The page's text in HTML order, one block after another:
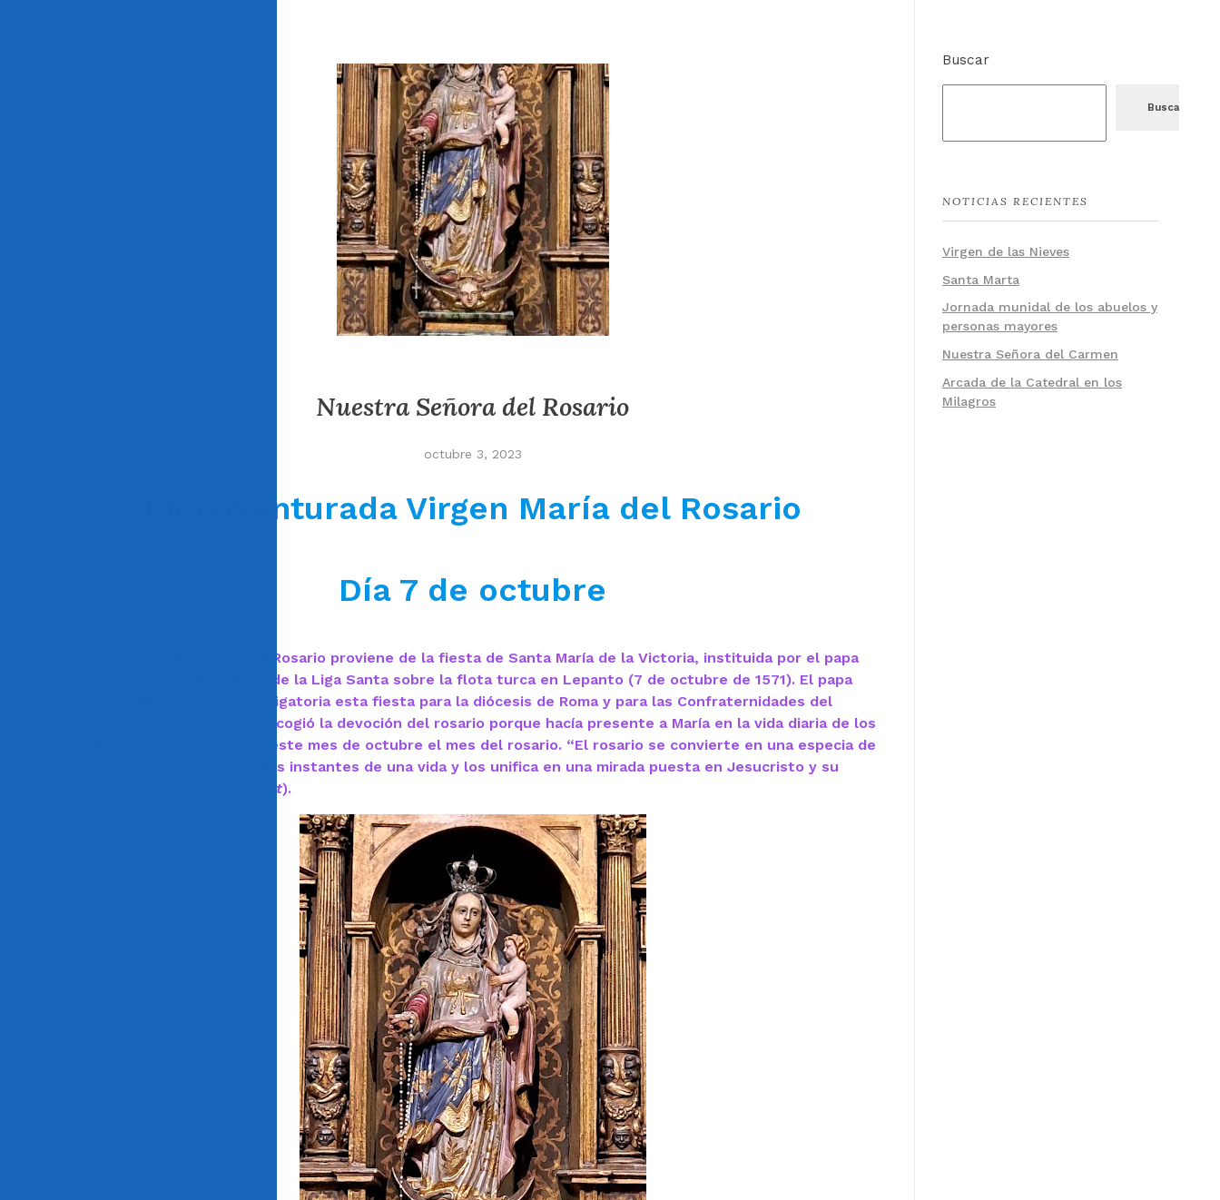
Nuestra Señora del Rosario
octubre 3, 2023
Bienaventurada Virgen María del Rosario
Día 7 de octubre
La memoria de la Virgen del Rosario proviene de la fiesta de Santa María de la Victoria, instituida por el papa
Pío V después de la victoria de la Liga Santa sobre la flota turca en Lepanto (7 de octubre de 1571). El papa
Gregorio XIII había hecho obligatoria esta fiesta para la diócesis de Roma y para las Confraternidades del
Santo Rosario en 1573. Se escogió la devoción del rosario porque hacía presente a María en la vida diaria de los
cristianos. León XIII llamó a este mes de octubre el mes del rosario. “El rosario se convierte en una especia de
hilo de oro que que enlaza los instantes de una vida y los unifica en una mirada puesta en Jesucristo y su
Jean Lafrance) (Claret).
Buscar
Buscar
NOTICIAS RECIENTES
Virgen de las Nieves
Santa Marta
Jornada munidal de los abuelos y
personas mayores
Nuestra Señora del Carmen
Arcada de la Catedral en los
Milagros